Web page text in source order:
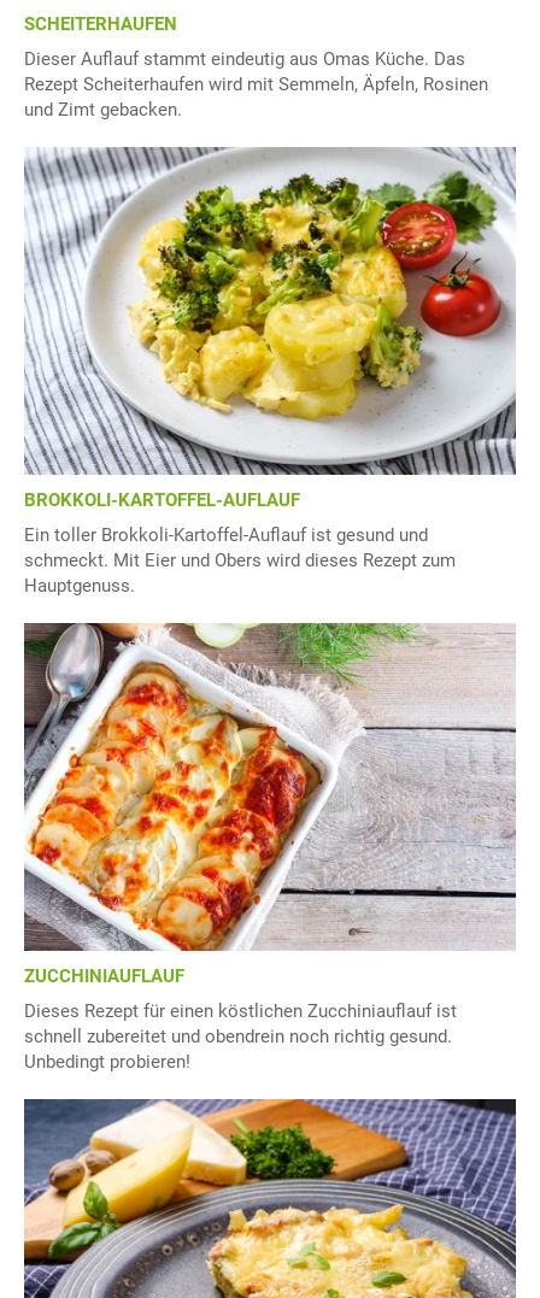
SCHEITERHAUFEN
Dieser Auflauf stammt eindeutig aus Omas Küche. Das
Rezept Scheiterhaufen wird mit Semmeln, Äpfeln, Rosinen
und Zimt gebacken.
BROKKOLI-KARTOFFEL-AUFLAUF
Ein toller Brokkoli-Kartoffel-Auflauf ist gesund und
schmeckt. Mit Eier und Obers wird dieses Rezept zum
Hauptgenuss.
ZUCCHINIAUFLAUF
Dieses Rezept für einen köstlichen Zucchiniauflauf ist
schnell zubereitet und obendrein noch richtig gesund.
Unbedingt probieren!